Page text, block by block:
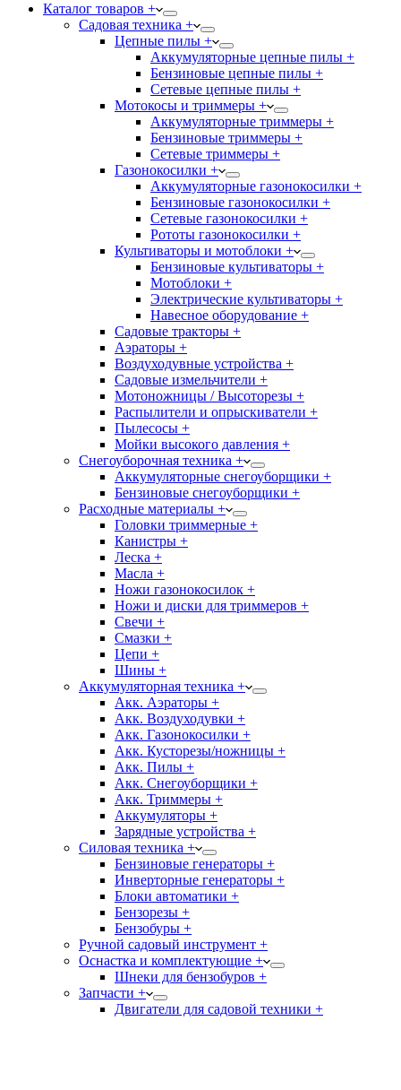
Каталог товаров +
Садовая техника +
Цепные пилы +
Аккумуляторные цепные пилы +
Бензиновые цепные пилы +
Сетевые цепные пилы +
Мотокосы и триммеры +
Аккумуляторные триммеры +
Бензиновые триммеры +
Сетевые триммеры +
Газонокосилки +
Аккумуляторные газонокосилки +
Бензиновые газонокосилки +
Сетевые газонокосилки +
Рототы газонокосилки +
Культиваторы и мотоблоки +
Бензиновые культиваторы +
Мотоблоки +
Электрические культиваторы +
Навесное оборудование +
Садовые тракторы +
Аэраторы +
Воздуходувные устройства +
Садовые измельчители +
Мотоножницы / Высоторезы +
Распылители и опрыскиватели +
Пылесосы +
Мойки высокого давления +
Снегоуборочная техника +
Аккумуляторные снегоуборщики +
Бензиновые снегоуборщики +
Расходные материалы +
Головки триммерные +
Канистры +
Леска +
Масла +
Ножи газонокосилок +
Ножи и диски для триммеров +
Свечи +
Смазки +
Цепи +
Шины +
Аккумуляторная техника +
Акк. Аэраторы +
Акк. Воздуходувки +
Акк. Газонокосилки +
Акк. Кусторезы/ножницы +
Акк. Пилы +
Акк. Снегоуборщики +
Акк. Триммеры +
Аккумуляторы +
Зарядные устройства +
Силовая техника +
Бензиновые генераторы +
Инверторные генераторы +
Блоки автоматики +
Бензорезы +
Бензобуры +
Ручной садовый инструмент +
Оснастка и комплектующие +
Шнеки для бензобуров +
Запчасти +
Двигатели для садовой техники +